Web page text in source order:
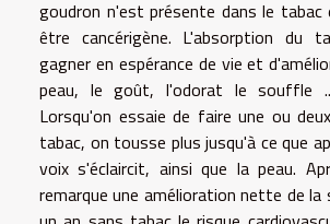
goudron n'est présente dans le tabac
être cancérigène. L'absorption du
gagner en espérance de vie et
peau, le goût, l'odorat le souffle
Lorsqu'on essaie de faire une ou
tabac, on tousse plus jusqu'à ce que
voix s'éclaircit, ainsi que la peau.
remarque une amélioration nette de la